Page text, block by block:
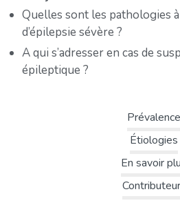
Quelles sont les pathologies
d’épilepsie sévère ?
A qui s’adresser en cas de
épileptique ?
Prévalence
Étiologies
En savoir